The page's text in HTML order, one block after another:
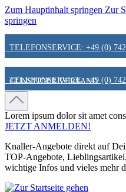
Zum Hauptinhalt springen Zur
springen
TELEFONSERVICE: +49 (0)
GÜNSTIGER VERSAND
FAIR & KUNDENORIENTIERT
HINWEIS ZU STATIONÄREN
TELEFONSERVICE: +49 (0)
GÜNSTIGER VERSAND
FAIR & KUNDENORIENTIERT
HINWEIS ZU STATIONÄREN
Lorem ipsum dolor sit amet
JETZT ANMELDEN!
Knaller-Angebote direkt auf
TOP-Angebote,
wichtige Infos und vieles mehr